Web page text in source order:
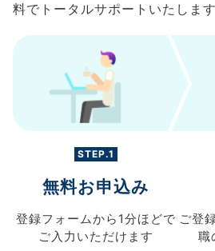
料でトータルサポートいたします
STEP.1
無料お申込み
登録フォームから 1分ほどで
ご入力 いただけます
ご登
職